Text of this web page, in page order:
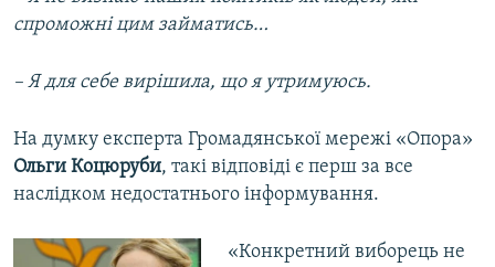
спроможні цим займатись…
– Я для себе вирішила, що я утримуюсь.
На думку експерта Громадянської мережі «Опора»
Ольги Коцюруби, такі відповіді є перш за все
наслідком недостатнього інформування.
«Конкретний виборець не